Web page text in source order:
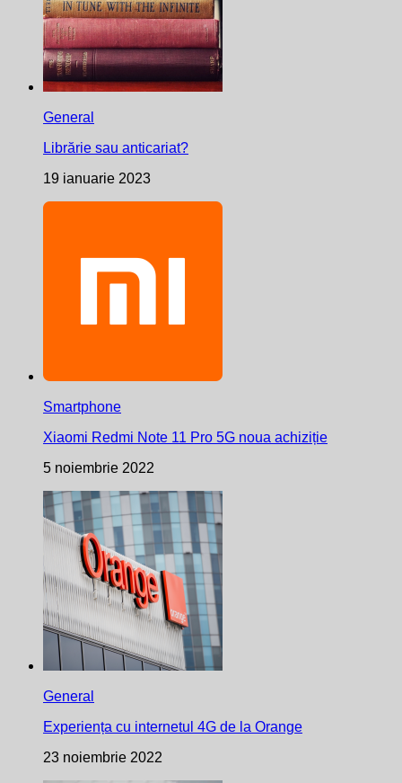
General
Librărie sau anticariat?
19 ianuarie 2023
Smartphone
Xiaomi Redmi Note 11 Pro 5G noua achiziție
5 noiembrie 2022
General
Experiența cu internetul 4G de la Orange
23 noiembrie 2022